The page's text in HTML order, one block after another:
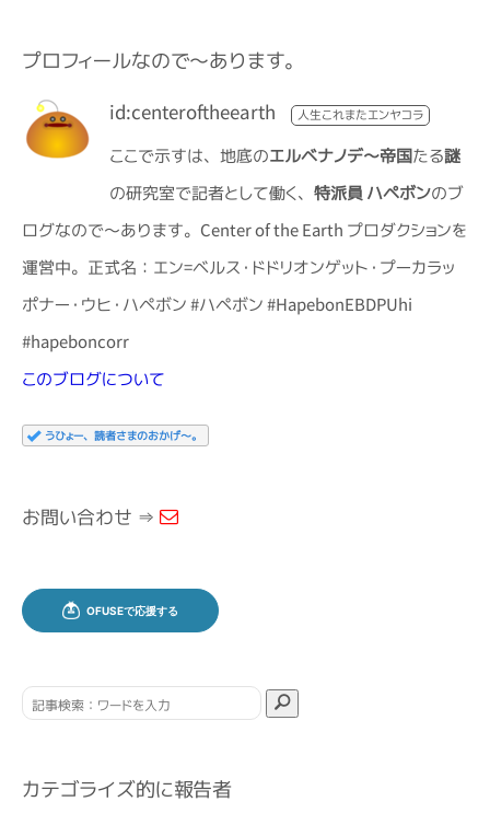
プロフィールなので～あります。
id:centeroftheearth
ここで示すは、地底のエルベナノデ～帝国たる謎
の研究室で記者として働く、 特派員 ハペボンのブ
ログなので～あります。Center of the Earth プロダクションを
運営中。正式名：エン=ベルス・ドドリオンゲット・プーカラッ
ポナー・ウヒ・ハペボン #ハペボン #HapebonEBDPUhi
#hapeboncorr
このブログについて
うひょー、読者さまのおかげ～。
お問い合わせ ⇒
カテゴライズ的に報告者